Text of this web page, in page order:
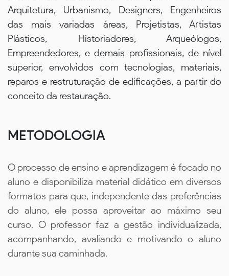
Arquitetura, Urbanismo, Designers, Engenheiros
das mais variadas áreas, Projetistas, Artistas
Plásticos, Historiadores, Arqueólogos,
Empreendedores, e demais profissionais, de nível
superior, envolvidos com tecnologias, materiais,
reparos e restruturação de edificações, a partir do
conceito da restauração.
METODOLOGIA
O processo de ensino e aprendizagem é focado no
aluno e disponibiliza material didático em diversos
formatos para que, independente das preferências
do aluno, ele possa aproveitar ao máximo seu
curso. O professor faz a gestão individualizada,
acompanhando, avaliando e motivando o aluno
durante sua caminhada.